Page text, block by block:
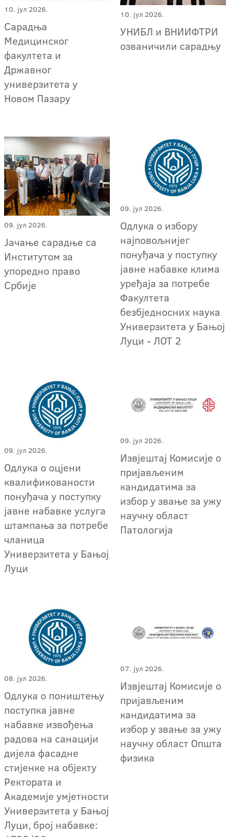
10. јул 2026.
Сарадња
Медицинског
факултета и
Државног
универзитета у
Новом Пазару
10. јул 2026.
УНИБЛ и ВНИИФТРИ
озваничили сарадњу
09. јул 2026.
Јачање сарадње са
Институтом за
упоредно право
Србије
09. јул 2026.
Одлука о избору
најповољнијег
понуђача у поступку
јавне набавке клима
уређаја за потребе
Факултета
безбједносних наука
Универзитета у Бањој
Луци - ЛОТ 2
09. јул 2026.
Одлука о оцјени
квалификованости
понуђача у поступку
јавне набавке услуга
штампања за потребе
чланица
Универзитета у Бањој
Луци
09. јул 2026.
Извјештај Комисије о
пријављеним
кандидатима за
избор у звање за ужу
научну област
Патологија
08. јул 2026.
Одлука о поништењу
поступка јавне
набавке извођења
радова на санацији
дијела фасадне
стијенке на објекту
Ректората и
Академије умјетности
Универзитета у Бањој
Луци, број набавке:
07. јул 2026.
Извјештај Комисије о
пријављеним
кандидатима за
избор у звање за ужу
научну област Општа
физика